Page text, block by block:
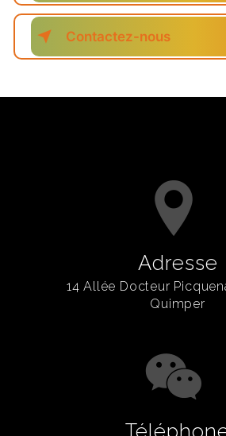
Contactez-nous
Adresse
14 Allée Docteur
Quimper